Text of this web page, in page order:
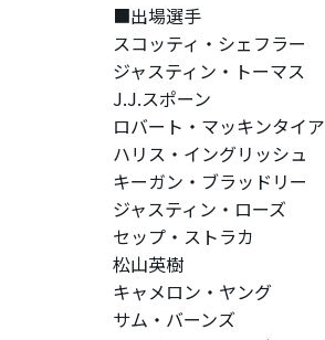
■出場選手
スコッティ・シェフラー
ジャスティン・トーマス
J.J.スポーン
ロバート・マッキンタイア
ハリス・イングリッシュ
キーガン・ブラッドリー
ジャスティン・ローズ
セップ・ストラカ
松山英樹
キャメロン・ヤング
サム・バーンズ